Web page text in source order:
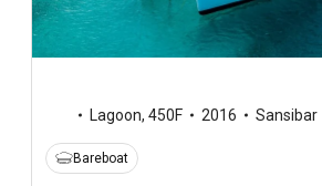
Lagoon, 450F 2016 Sansibar
Bareboat